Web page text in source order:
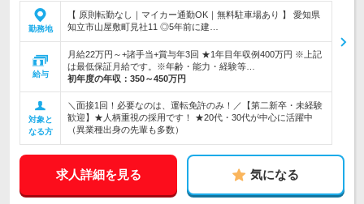
勤務地
【 原則転勤なし｜マイカー通勤OK｜無料駐車場あり 】 愛知県
知立市山屋敷町見社11 ◎5年前に建…
給与
月給22万円～+諸手当+賞与年3回 ★1年目年収例400万円 ※上記
は最低保証月給です。※年齢・能力・経験等…
初年度の年収： 350～450万円
対象と
なる方
＼面接1回！必要なのは、運転免許のみ！／【第二新卒・未経験
歓迎】★人柄重視の採用です！ ★20代・30代が中心に活躍中
（異業種出身の先輩も多数）
求人詳細を見る 気になる